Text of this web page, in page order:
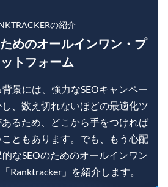
の紹介
めのオールインワン・プ
トフォーム
景には、強力なSEOキャンペー
、数え切れないほどの最適化ツ
るため、どこから手をつければ
ともあります。でも、もう心配
なSEOのためのオールインワン
Ranktracker」を紹介します。